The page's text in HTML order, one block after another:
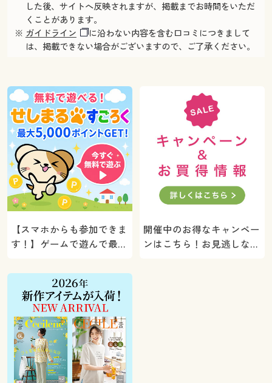
した後、サイトへ反映されますが、掲載までお時間をいただ
くことがあります。
※ ガイドライン
に沿わない内容を含む口コミにつきまして
は、掲載できない場合がございますので、ご了承ください。
【スマホからも参加できま
す！】ゲームで遊んで最大
ト！
開催中のお得なキャンペー
ンはこちら！お見逃しな